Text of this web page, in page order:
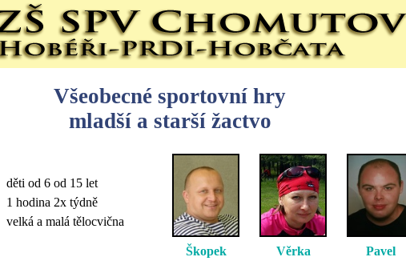
Všeobecné sportovní hry
mladší a starší žactvo
děti od 6 od 15 let
1 hodina 2x týdně
velká a malá tělocvična
Pavel
Věrka
Škopek